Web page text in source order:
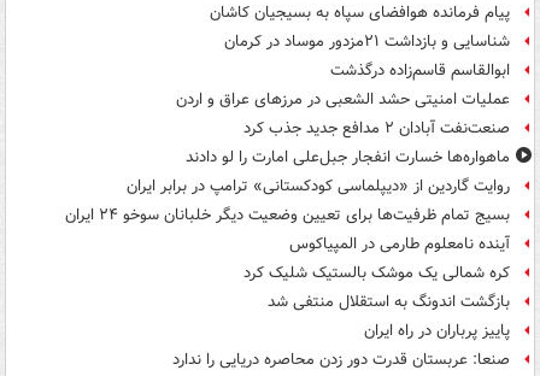
پیام فرمانده هوافضای سپاه به بسیجیان کاشان
شناسایی و بازداشت ۲۱مزدور موساد در کرمان
ابوالقاسم قاسم‌زاده درگذشت
عملیات امنیتی حشد الشعبی در مرزهای عراق و اردن
صنعت‌نفت آبادان ۲ مدافع جدید جذب کرد
ماهواره‌ها خسارت انفجار جبل‌علی امارت را لو دادند
روایت گاردین از «دیپلماسی کودکستانی» ترامپ در برابر ایران
بسیج تمام ظرفیت‌ها برای تعیین وضعیت دیگر خلبانان سوخو ۲۴ ایران
آینده نامعلوم طارمی در المپیاکوس
کره شمالی یک موشک بالستیک شلیک کرد
بازگشت اندونگ به استقلال منتفی شد
پاییز پرباران در راه ایران
صنعا: عربستان قدرت دور زدن محاصره دریایی را ندارد